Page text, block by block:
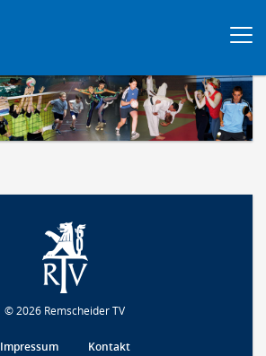
© 2026 Remscheider TV
Impressum Kontakt